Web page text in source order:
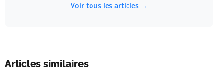
Voir tous les articles →
Articles similaires